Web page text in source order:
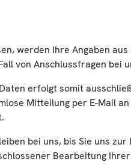
werden Ihre Angaben
von Anschlussfragen bei
erfolgt somit
Mitteilung per E-Mail
bei uns, bis Sie uns
Bearbeitung